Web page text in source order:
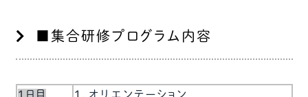
■集合研修プログラム内容
1日目
１．オリエンテーション